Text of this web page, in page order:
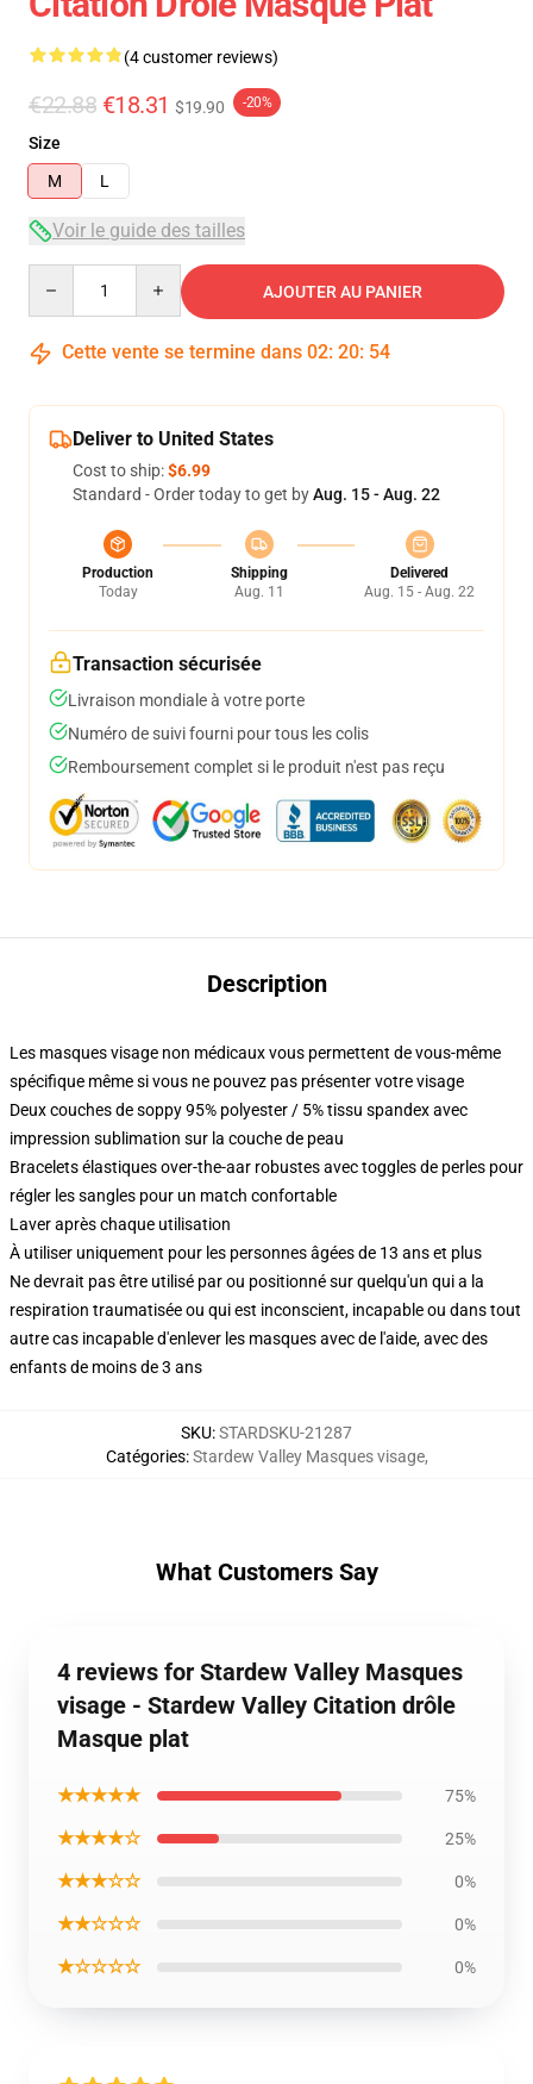
(4 customer reviews)
€22.88 €18.31 $19.90 -20%
Size
M
L
Voir le guide des tailles
AJOUTER AU PANIER
Cette vente se termine dans 02: 20: 53
Deliver to United States
Cost to ship:$6.99
Standard - Order today to get byAug. 15 - Aug. 22
Production
Today
Shipping
Aug. 11
Delivered
Aug. 15 - Aug. 22
Transaction sécurisée
Livraison mondiale à votre porte
Numéro de suivi fourni pour tous les colis
Remboursement complet si le produit n'est pas reçu
Description
Les masques visage non médicaux vous permettent de vous-même
spécifique même si vous ne pouvez pas présenter votre visage
Deux couches de soppy 95% polyester / 5% tissu spandex avec
impression sublimation sur la couche de peau
Bracelets élastiques over-the-aar robustes avec toggles de perles pour
régler les sangles pour un match confortable
Laver après chaque utilisation
À utiliser uniquement pour les personnes âgées de 13 ans et plus
Ne devrait pas être utilisé par ou positionné sur quelqu'un qui a la
respiration traumatisée ou qui est inconscient, incapable ou dans tout
autre cas incapable d'enlever les masques avec de l'aide, avec des
enfants de moins de 3 ans
SKU:STARDSKU-21287
Catégories:Stardew Valley Masques visage,
What Customers Say
4 reviews for Stardew Valley Masques
visage - Stardew Valley Citation drôle
Masque plat
★★★★★ 75%
★★★★☆ 25%
★★★☆☆ 0%
★★☆☆☆ 0%
★☆☆☆☆ 0%